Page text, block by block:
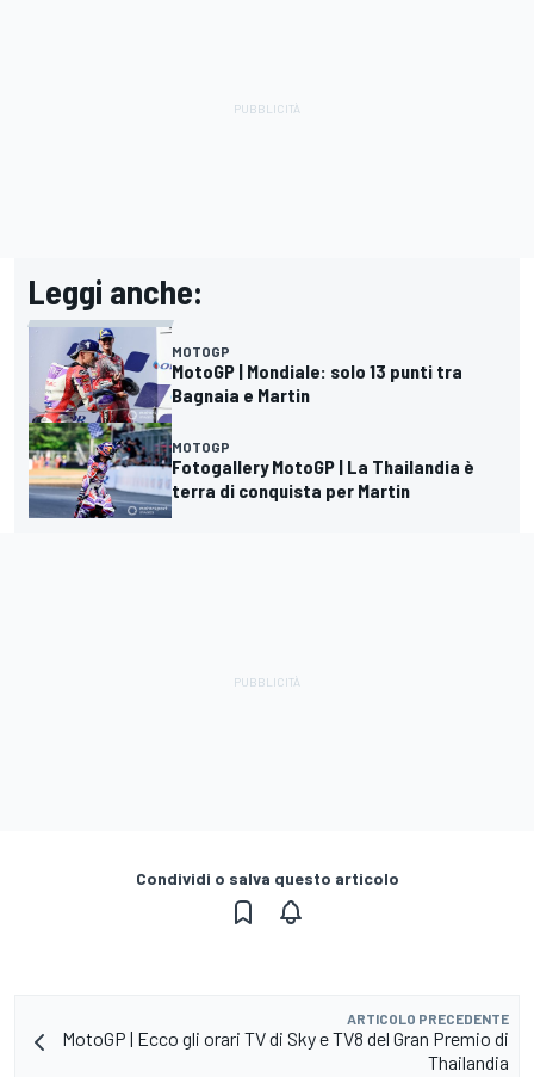
Leggi anche:
MOTOGP
MotoGP | Mondiale: solo 13 punti tra
Bagnaia e Martin
MOTOGP
Fotogallery MotoGP | La Thailandia è
terra di conquista per Martin
Condividi o salva questo articolo
ARTICOLO PRECEDENTE
MotoGP | Ecco gli orari TV di Sky e TV8 del Gran Premio di
Thailandia